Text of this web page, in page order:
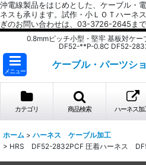
沖電線製品をはじめとした、ケーブル・
ネスも承ります。試作・小ＬＯＴハーネ
ぎのお問い合わせは、03-3726-2645まで
0.8mmピッチ小型・堅牢 基板対ケ
DF52-**P-0.8C DF52-
メニュー
ケーブル・パーツシ
カテゴリ 商品検索 ハーネス加
ホーム > ハーネス ケーブル加工
> HRS DF52-2832PCF 圧着ハーネス